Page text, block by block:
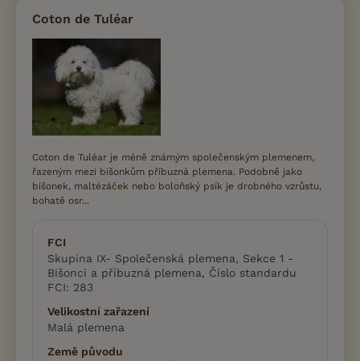
Coton de Tuléar
Coton de Tuléar je méně známým společenským plemenem,
řazeným mezi bišonkům příbuzná plemena. Podobně jako
bišonek, maltézáček nebo boloňský psík je drobného vzrůstu,
bohatě osr...
FCI
Skupina IX- Společenská plemena, Sekce 1 -
Bišonci a příbuzná plemena, Číslo standardu
FCI: 283
Velikostní zařazení
Malá plemena
Země původu